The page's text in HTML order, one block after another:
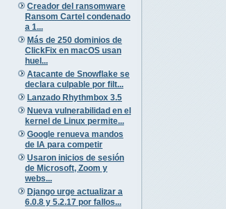
Creador del ransomware
Ransom Cartel condenado
a 1...
Más de 250 dominios de
ClickFix en macOS usan
huel...
Atacante de Snowflake se
declara culpable por filt...
Lanzado Rhythmbox 3.5
Nueva vulnerabilidad en el
kernel de Linux permite...
Google renueva mandos
de IA para competir
Usaron inicios de sesión
de Microsoft, Zoom y
webs...
Django urge actualizar a
6.0.8 y 5.2.17 por fallos...